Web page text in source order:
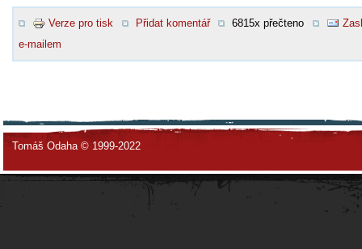
Verze pro tisk Přidat komentář 6815x přečteno
e-mailem
Tomáš Odaha © 1999-2022